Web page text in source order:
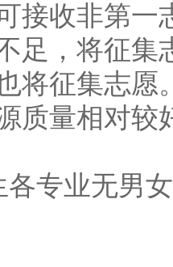
接收非第一
足，将征
将征集志愿
质量相对较
专业无男